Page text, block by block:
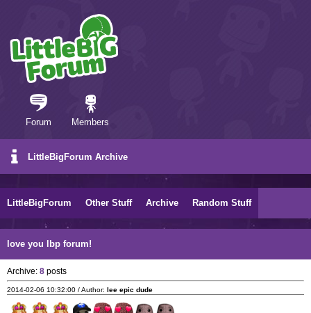
Forum Members
LittleBigForum Archive
LittleBigForum Other Stuff Archive Random Stuff
love you lbp forum!
Archive: 8 posts
2014-02-06 10:32:00 / Author: lee epic dude